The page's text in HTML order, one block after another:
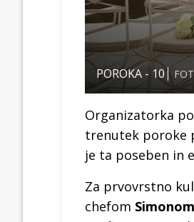
POROKA - 10
Organizatorka
trenutek poroke
je ta poseben in
Za prvovrstno
chefom